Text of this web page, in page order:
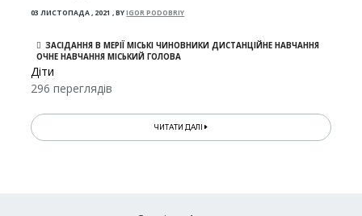
03 ЛИСТОПАДА , 2021 ,BYIGOR PODOBRIY
ЗАСІДАННЯ В МЕРІЇ МІСЬКІ ЧИНОВНИКИ ДИСТАНЦІЙНЕ НАВЧАННЯ
ОЧНЕ НАВЧАННЯ МІСЬКИЙ ГОЛОВА
Діти
296 переглядів
ЧИТАТИ ДАЛІ